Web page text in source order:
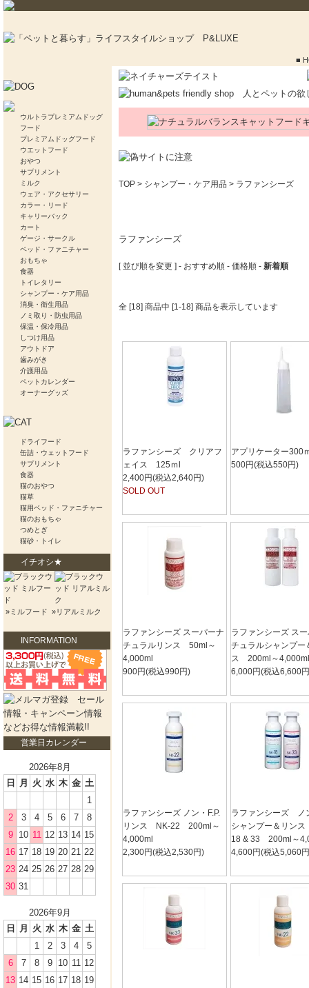
■
ウルトラプレミアムドッグ
フード
プレミアムドッグフード
ウエットフード
おやつ
サプリメント
ミルク
ウェア・アクセサリー
カラー・リード
キャリーバック
カート
ゲージ・サークル
ベッド・ファニチャー
おもちゃ
食器
トイレタリー
シャンプー・ケア用品
消臭・衛生用品
ノミ取り・防虫用品
保温・保冷用品
しつけ用品
アウトドア
歯みがき
介護用品
ペットカレンダー
オーナーグッズ
ドライフード
缶詰・ウェットフード
サプリメント
食器
猫のおやつ
猫草
猫用ベッド・ファニチャー
猫のおもちゃ
つめとぎ
猫砂・トイレ
イチオシ★
»ミルフード »リアルミルク
INFORMATION
営業日カレンダー
2026年8月
日
月 火 水 木 金 土
1
2
3 4 5 6 7
8
9
10 11 12 13 14 15
16 17 18 19 20 21 22
23 24 25 26 27 28 29
30 31
2026年9月
日
月 火 水 木 金 土
1
2 3 4
5
6
7 8 9 10 11 12
13 14 15 16 17 18 19
TOP > シャンプー・ケア用品 > ラファンシーズ
ラファンシーズ
[ 並び順を変更 ] - おすすめ順 - 価格順 - 新着順
全 [18] 商品中 [1-18] 商品を表示しています
ラファンシーズ クリアフ
ェイス 125ｍl
2,400円(税込2,640円)
SOLD OUT
アプリケーター300
500円(税込550円)
ラファンシーズ スーパーナ
チュラルリンス 50ml～
4,000ml
900円(税込990円)
ラファンシーズ ス
チュラルシャンプー
ス 200ml～4,000ml
6,000円(税込6,600
ラファンシーズ ノン・F.P.
リンス NK-22 200ml～
4,000ml
2,300円(税込2,530円)
ラファンシーズ ノ
シャンプー＆リン
18 & 33 200ml～
4,600円(税込5,060